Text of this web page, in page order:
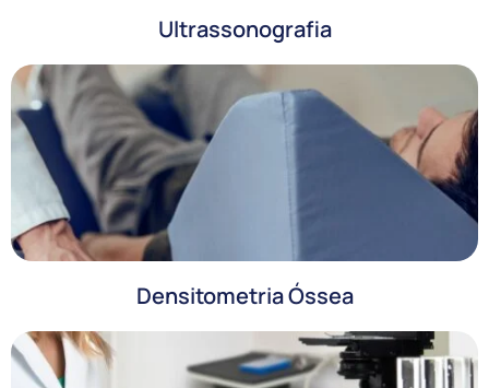
Ultrassonografia
Densitometria Óssea